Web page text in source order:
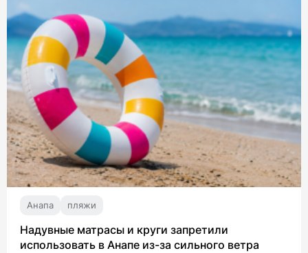
Анапа пляжи
Надувные матрасы и круги запретили
использовать в Анапе из-за сильного ветра